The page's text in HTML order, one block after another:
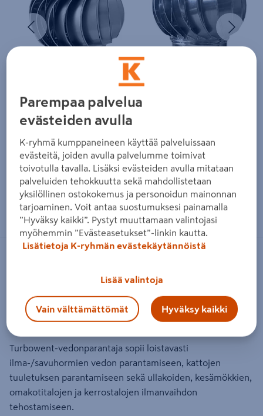
Edellinen
Zoomaa kuvaa sormilla kosketusnäytöllä
Vedonparantaja Turbowent 200mm
lattamalli
Tuotenumero EAN-koodi :6415878216028
Turbowent-vedonparantaja sopii loistavasti
ilma-/savuhormien vedon parantamiseen, kattojen
tuuletuksen parantamiseen sekä ullakoiden, kesämökkien,
omakotitalojen ja kerrostalojen ilmanvaihdon
tehostamiseen.
Parempaa palvelua
evästeiden avulla
K-ryhmä kumppaneineen käyttää palveluissaan
evästeitä, joiden avulla palvelumme toimivat
toivotulla tavalla. Lisäksi evästeiden avulla mitataan
palveluiden tehokkuutta sekä mahdollistetaan
yksilöllinen ostokokemus ja personoidun mainonnan
tarjoaminen. Voit antaa suostumuksesi painamalla
”Hyväksy kaikki”. Pystyt muuttamaan valintojasi
myöhemmin ”Evästeasetukset”-linkin kautta.
Lisätietoja K-ryhmän evästekäytännöistä
Lisää valintoja
Vain välttämättömät Hyväksy kaikki